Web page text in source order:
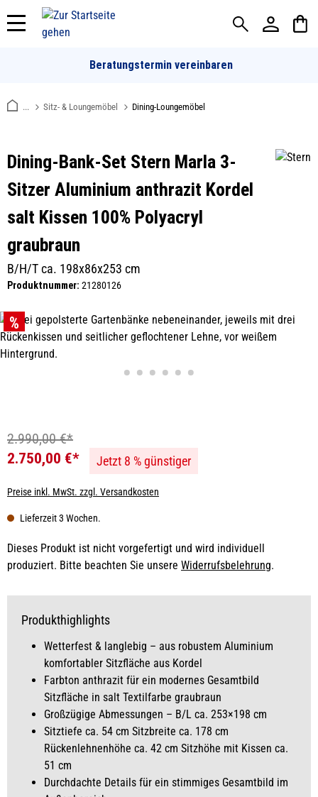
springen
Beratungstermin vereinbaren
... Sitz- & Loungemöbel Dining-Loungemöbel
Dining-Bank-Set Stern Marla 3-
Sitzer Aluminium anthrazit Kordel
salt Kissen 100% Polyacryl
graubraun
B/H/T ca. 198x86x253 cm
Produktnummer: 21280126
Bildergalerie überspringen
Produkthighlights
Wetterfest & langlebig – aus robustem Aluminium
komfortabler Sitzfläche aus Kordel
Farbton anthrazit für ein modernes Gesamtbild
Sitzfläche in salt Textilfarbe graubraun
Großzügige Abmessungen – B/L ca. 253×198 cm
Sitztiefe ca. 54 cm Sitzbreite ca. 178 cm
Rückenlehnenhöhe ca. 42 cm Sitzhöhe mit Kissen ca.
51 cm
Durchdachte Details für ein stimmiges Gesamtbild im
2.990,00 €*
2.750,00 €*
Jetzt 8 % günstiger
Preise inkl. MwSt. zzgl. Versandkosten
Lieferzeit 3 Wochen.
Dieses Produkt ist nicht vorgefertigt und wird individuell
produziert. Bitte beachten Sie unsere Widerrufsbelehrung.